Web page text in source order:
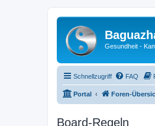
Gesundheit -
Schnellzugriff FAQ
Portal Foren-
Board-Regeln